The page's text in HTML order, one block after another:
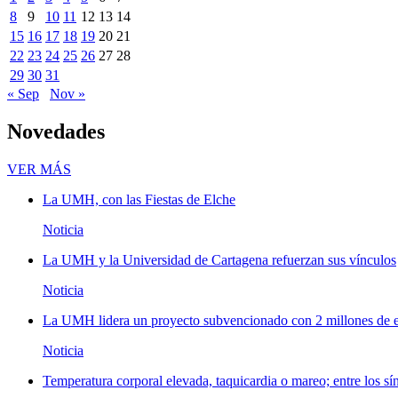
8
9 10 11 12 13 14
15 16 17 18 19 20 21
22 23 24 25 26 27 28
29 30 31
« Sep
Nov »
Novedades
VER MÁS
La UMH, con las Fiestas de Elche
Noticia
La UMH y la Universidad de Cartagena refuerzan sus vínculos
Noticia
La UMH lidera un proyecto subvencionado con 2 millones de
Noticia
Temperatura corporal elevada, taquicardia o mareo; entre los